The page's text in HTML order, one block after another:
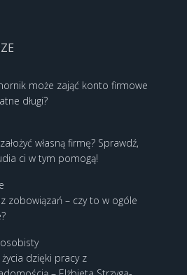
może zająć konto firmowe
długi?
własną firmę? Sprawdź,
ci w tym pomogą!
zobowiązań – czy to w ogóle
dzięki pracy z